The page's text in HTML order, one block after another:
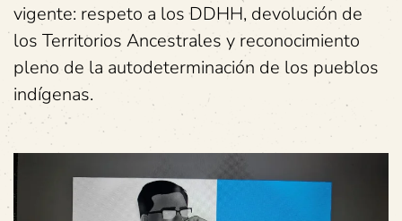
vigente: respeto a los DDHH, devolución de
los Territorios Ancestrales y reconocimiento
pleno de la autodeterminación de los pueblos
indígenas.